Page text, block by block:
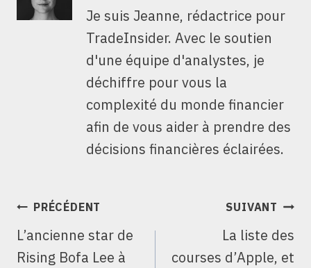
Je suis Jeanne, rédactrice pour
TradeInsider. Avec le soutien
d'une équipe d'analystes, je
déchiffre pour vous la
complexité du monde financier
afin de vous aider à prendre des
décisions financières éclairées.
NAVIGATION
L’ARTICLE
PRÉCÉDENT
L’ancienne star de
Rising Bofa Lee à
SUIVANT
La liste des
courses d’Apple, et